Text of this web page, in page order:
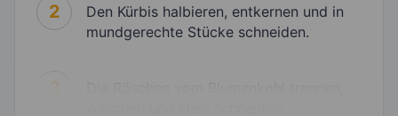
2
Den Kürbis halbieren, entkernen und in
mundgerechte Stücke schneiden.